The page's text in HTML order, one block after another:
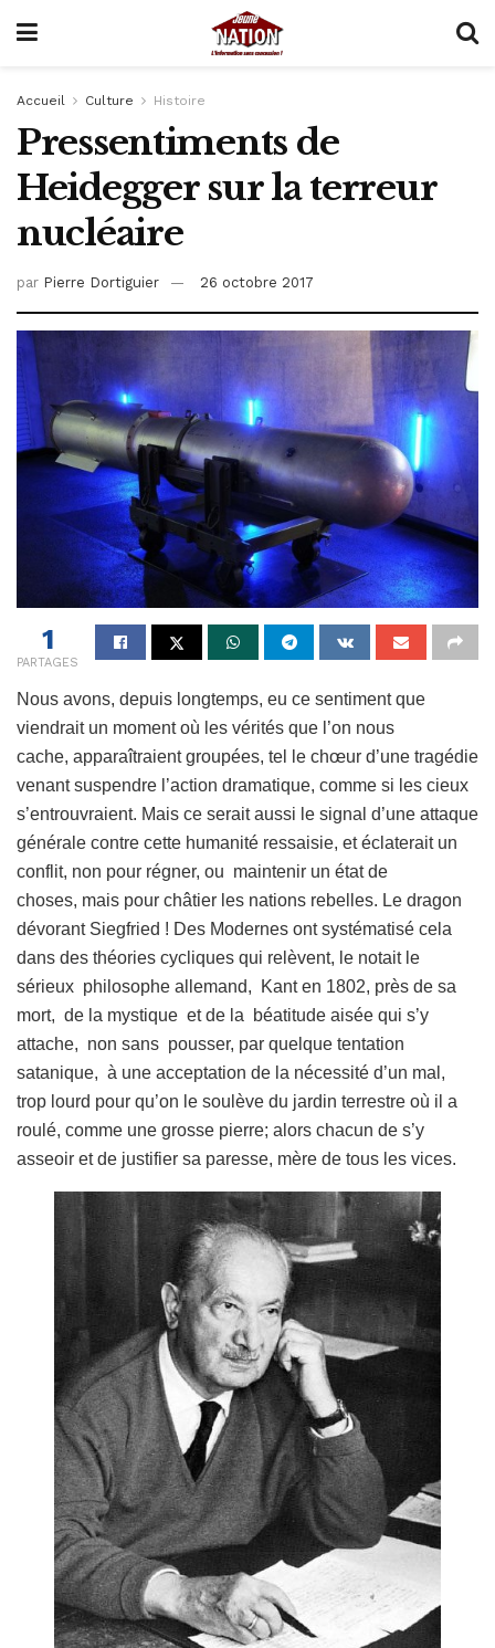
Accueil Culture Histoire
Pressentiments de
Heidegger sur la terreur
nucléaire
par Pierre Dortiguier 26 octobre 2017
1
PARTAGES
Nous avons, depuis longtemps, eu ce sentiment que
viendrait un moment où les vérités que l’on nous
cache, apparaîtraient groupées, tel le chœur d’une tragédie
venant suspendre l’action dramatique, comme si les cieux
s’entrouvraient. Mais ce serait aussi le signal d’une attaque
générale contre cette humanité ressaisie, et éclaterait un
conflit, non pour régner, ou maintenir un état de
choses, mais pour châtier les nations rebelles. Le dragon
dévorant Siegfried ! Des Modernes ont systématisé cela
dans des théories cycliques qui relèvent, le notait le
sérieux philosophe allemand, Kant en 1802, près de sa
mort, de la mystique et de la béatitude aisée qui s’y
attache, non sans pousser, par quelque tentation
satanique, à une acceptation de la nécessité d’un mal,
trop lourd pour qu’on le soulève du jardin terrestre où il a
roulé, comme une grosse pierre; alors chacun de s’y
asseoir et de justifier sa paresse, mère de tous les vices.